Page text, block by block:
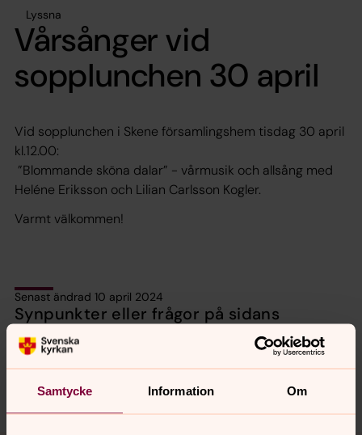
Samtycke Information Om
Lyssna
Vårsånger vid
sopplunchen 30 april
Vid sopplunchen i Skene församlingshem tisdag 30 april
kl.12.00:
”Blommande sköna dalar” - vårmusik och allsång med
Heléne Eriksson och Lilian Carlsson Kogler.
Varmt välkommen!
Senast ändrad 10 april 2024
Synpunkter eller frågor på sidans
innehåll?
orbyskeneforsamling@svenskakyrkan.se
Dela